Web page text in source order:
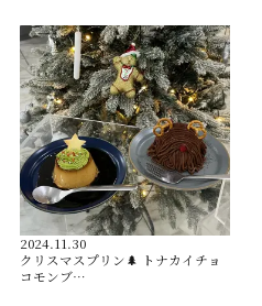
2024.11.30
クリスマスプリン🌲 トナカイチョ
コモンブ…